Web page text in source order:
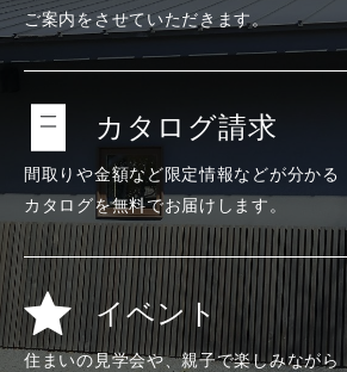
ご案内をさせていただきます。
カタログ請求
間取りや金額など限定情報などが分かる
カタログを無料でお届けします。
イベント
住まいの見学会や、親子で楽しみながら